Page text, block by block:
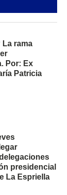
La rama
Por: Ex
Patricia
presidencial
La Espriella